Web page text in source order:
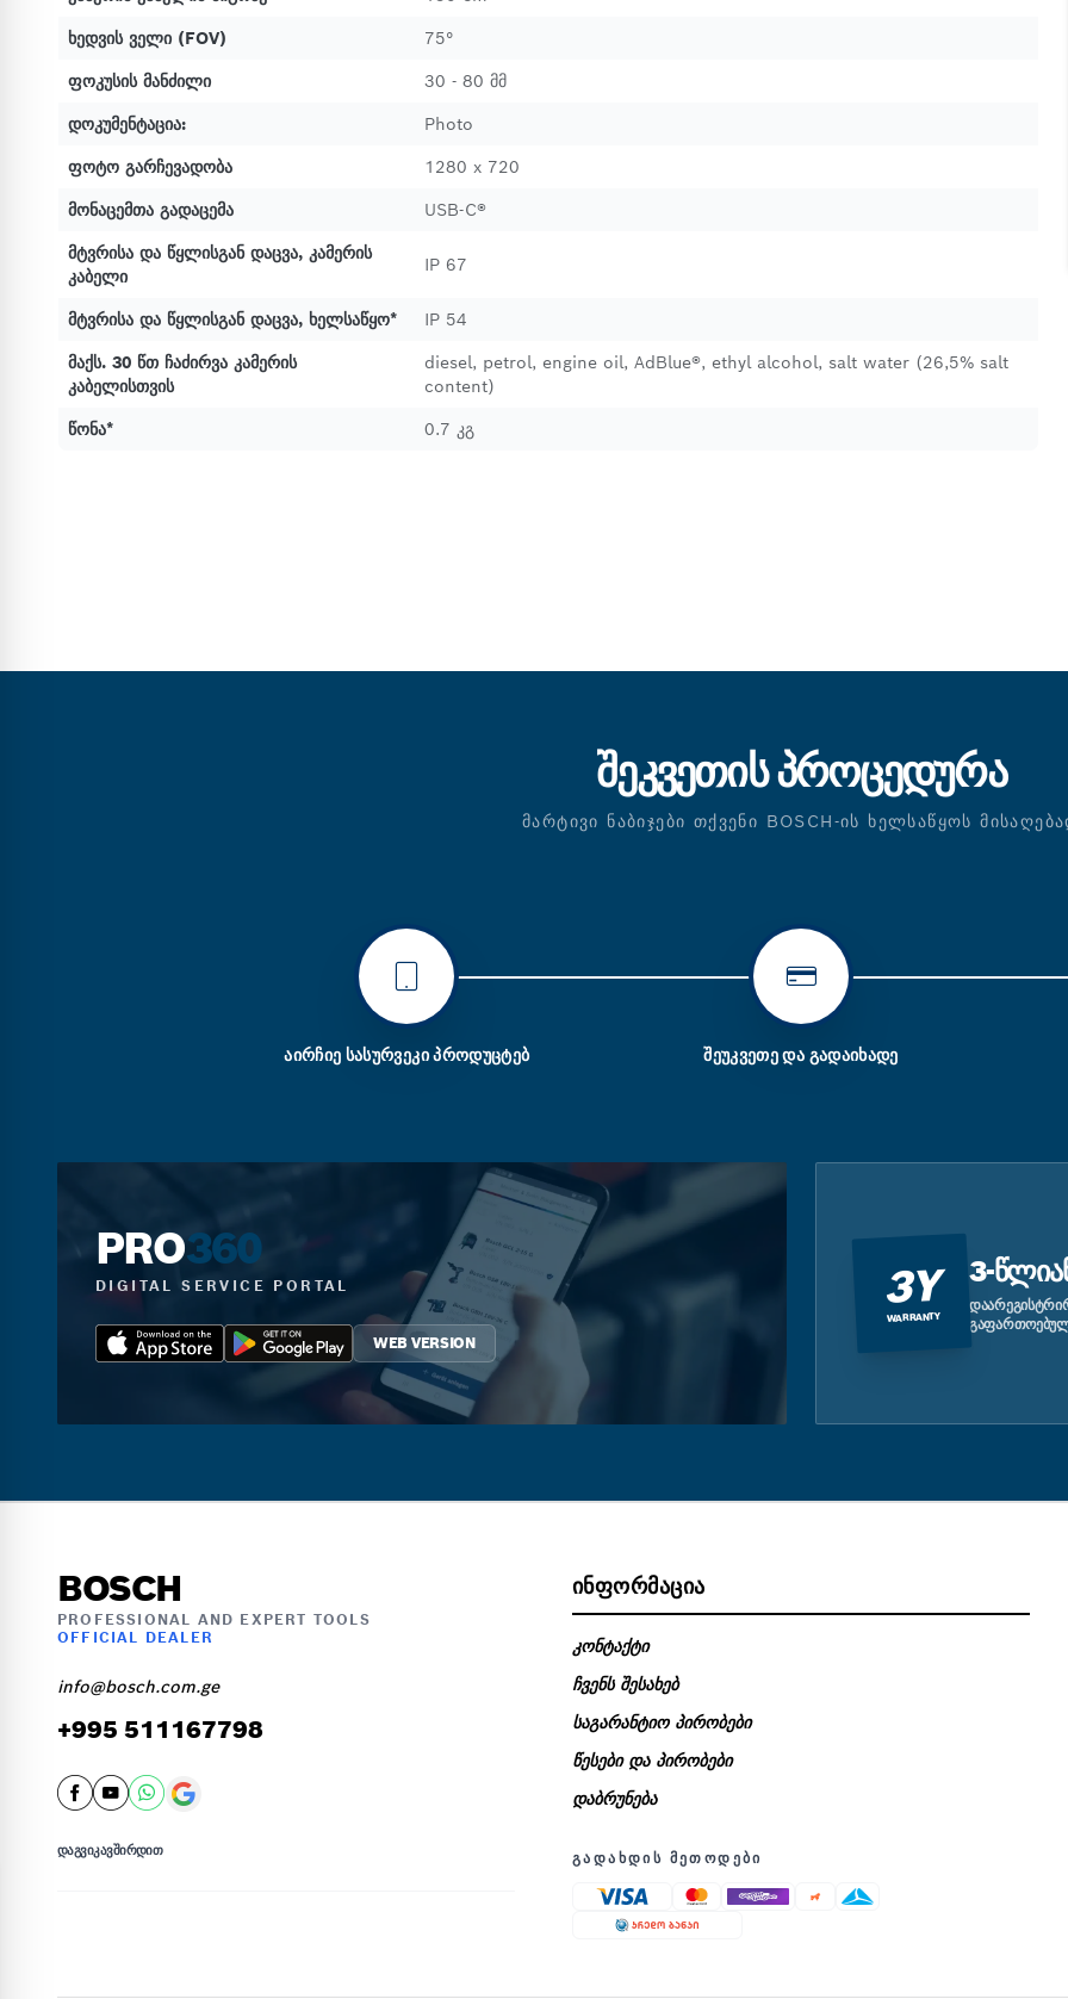
ხედვის ველი (FOV)
75°
ფოკუსის მანძილი
30 - 80 მმ
დოკუმენტაცია:
Photo
ფოტო გარჩევადობა
1280 x 720
მონაცემთა გადაცემა
USB-C®
მტვრისა და წყლისგან დაცვა, კამერის
კაბელი
IP 67
მტვრისა და წყლისგან დაცვა, ხელსაწყო*
IP 54
მაქს. 30 წთ ჩაძირვა კამერის
კაბელისთვის
diesel, petrol, engine oil, AdBlue®, ethyl alcohol, salt water (26,5% salt
content)
წონა*
0.7 კგ
ᲨᲔᲙᲕᲔᲗᲘᲡ ᲞᲠᲝᲪᲔᲓᲣᲠᲐ
ᲛᲐᲠᲢᲘᲕᲘ ᲜᲐᲑᲘᲯᲔᲑᲘ ᲗᲥᲕᲔᲜᲘ BOSCH-ᲘᲡ ᲮᲔᲚᲡᲐᲬᲧᲝᲡ
ᲐᲘᲠᲩᲘᲔ ᲡᲐᲡᲣᲠᲕᲔᲙᲘ ᲞᲠᲝᲓᲣᲪᲢᲔᲑ ᲨᲔᲣᲙᲕᲔᲗᲔ ᲓᲐ ᲒᲐᲓᲐᲘᲮᲐᲓᲔ
PRO360
DIGITAL SERVICE PORTAL
WEB VERSION
3Y
WARRANTY
3-
BOSCH
PROFESSIONAL AND EXPERT TOOLS
OFFICIAL DEALER
info@bosch.com.ge
+995 511167798
ᲓᲐᲒᲕᲘᲙᲐᲕᲨᲘᲠᲓᲘᲗ
ᲘᲜᲤᲝᲠᲛᲐᲪᲘᲐ
კონტაქტი
ჩვენს შესახებ
საგარანტიო პირობები
წესები და პირობები
დაბრუნება
ᲒᲐᲓᲐᲮᲓᲘᲡ ᲛᲔᲗᲝᲓᲔᲑᲘ